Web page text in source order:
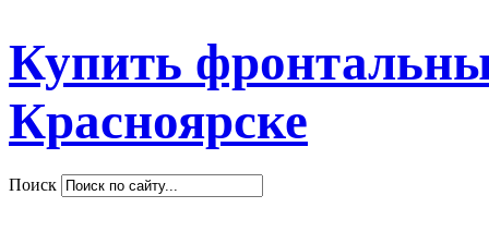
Купить
Красноярске
Поиск